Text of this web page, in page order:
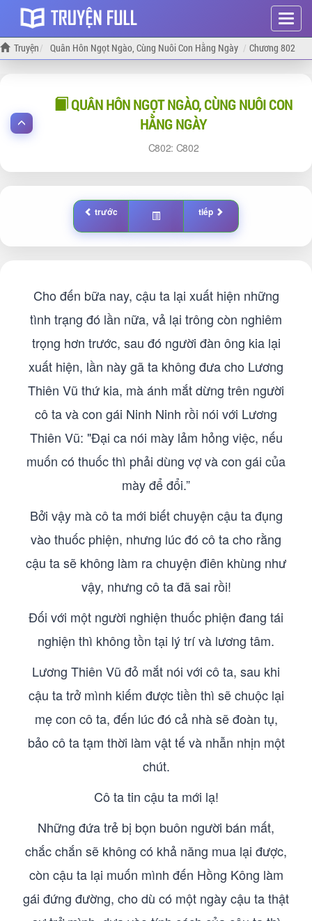
Hiện
menu
Truyện Quân Hôn Ngọt Ngào, Cùng Nuôi Con Hằng Ngày Chương 802
QUÂN HÔN NGỌT NGÀO, CÙNG NUÔI CON
HẰNG NGÀY
802: 802
trước tiếp
Cho đến bữa nay, cậu ta lại xuất hiện những
tình trạng đó lần nữa, vả lại trông còn nghiêm
trọng hơn trước, sau đó người đàn ông kia lại
xuất hiện, lần này gã ta không đưa cho Lương
Thiên Vũ thứ kia, mà ánh mắt dừng trên người
cô ta và con gái Ninh Ninh rồi nói với Lương
Thiên Vũ: "Đại ca nói mày lảm hỏng việc, nếu
muốn có thuốc thì phải dùng vợ và con gái của
mày để đổi.”
Bởi vậy mà cô ta mới biết chuyện cậu ta đụng
vào thuốc phiện, nhưng lúc đó cô ta cho rằng
cậu ta sẽ không làm ra chuyện điên khùng như
vậy, nhưng cô ta đã sai rồi!
Đối với một người nghiện thuốc phiện đang tái
nghiện thì không tồn tại lý trí và lương tâm.
Lương Thiên Vũ đỏ mắt nói với cô ta, sau khi
cậu ta trở mình kiếm được tiền thì sẽ chuộc lại
mẹ con cô ta, đến lúc đó cả nhà sẽ đoàn tụ,
bảo cô ta tạm thời làm vật tế và nhẫn nhịn một
chút.
Cô ta tin cậu ta mới lạ!
Những đứa trẻ bị bọn buôn người bán mất,
chắc chắn sẽ không có khả năng mua lại được,
còn cậu ta lại muốn mình đến Hồng Kông làm
gái đứng đường, cho dù có một ngày cậu ta thật